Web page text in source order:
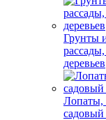
Грунты
деревьев
Лопаты,